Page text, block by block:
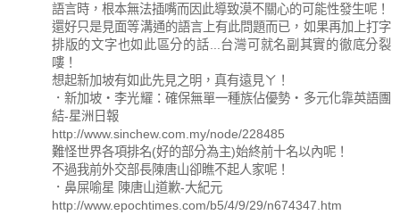
語言時，根本無法插嘴而因此導致漠不關心的可能性發生呢！
還好只是見面等溝通的語言上有此問題而已，如果再加上打字
排版的文字也如此區分的話...台灣可就名副其實的徹底分裂
嘍！
想起新加坡有如此先見之明，真有遠見ㄚ！
．新加坡‧李光耀：確保無單一種族佔優勢‧多元化靠英語團
結-星洲日報
http://www.sinchew.com.my/node/228485
難怪世界各項排名(好的部分為主)始終前十名以內呢！
不過我前外交部長陳唐山卻瞧不起人家呢！
．鼻屎喻星 陳唐山道歉-大紀元
http://www.epochtimes.com/b5/4/9/29/n674347.htm